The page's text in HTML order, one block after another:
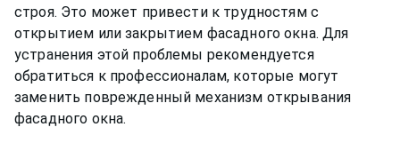
строя. Это может привести к трудностям с
открытием или закрытием фасадного окна. Для
устранения этой проблемы рекомендуется
обратиться к профессионалам, которые могут
заменить поврежденный механизм открывания
фасадного окна.